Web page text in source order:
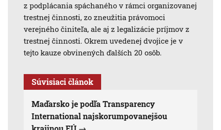
z podplácania spáchaného v rámci organizovanej
trestnej činnosti, zo zneužitia právomoci
verejného činiteľa, ale aj z legalizácie príjmov z
trestnej činnosti. Okrem uvedenej dvojice je v
tejto kauze obvinených ďalších 20 osôb.
Súvisiaci článok
Maďarsko je podľa Transparency
International najskorumpovanejšou